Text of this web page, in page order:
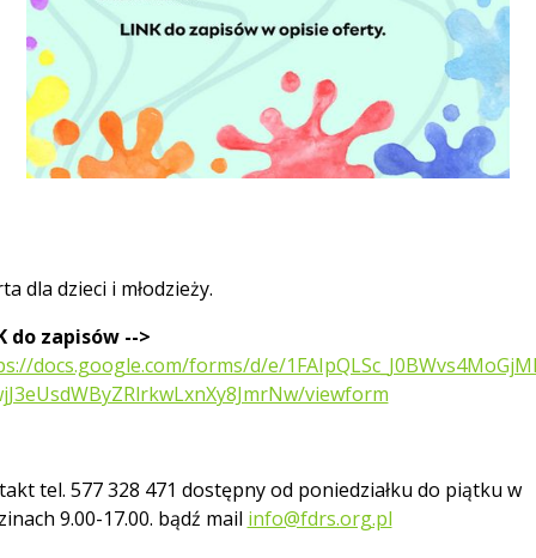
dla dzieci i młodzieży.
do zapisów -->
docs.google.com/forms/d/e/
viewform
tel. 577 328 471 dostępny od poniedziałku do piątku w
9.00-17.00. bądź mail info@fdrs.org.pl